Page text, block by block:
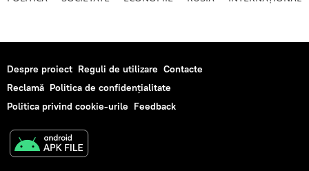
Despre proiect Reguli de utilizare Contacte
Reclamă Politica de confidențialitate
Politica privind cookie-urile Feedback